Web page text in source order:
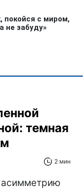
темная
2 мин